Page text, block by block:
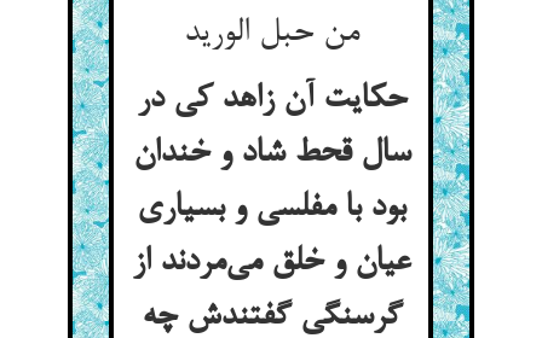
من حبل الورید
حکایت آن زاهد کی در
سال قحط شاد و خندان
بود با مفلسی و بسیاری
عیان و خلق می‌مردند از
گرسنگی گفتندش چه